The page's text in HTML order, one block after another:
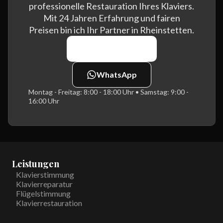
professionelle Restauration Ihres Klaviers.
Mit 24 Jahren Erfahrung und fairen
Preisen bin ich Ihr Partner in Rheinstetten.
WhatsApp
Montag - Freitag: 8:00 - 18:00 Uhr • Samstag: 9:00 -
16:00 Uhr
Leistungen
Klavierstimmung
Klavierreparatur
Flügelstimmung
Klavierrestauration